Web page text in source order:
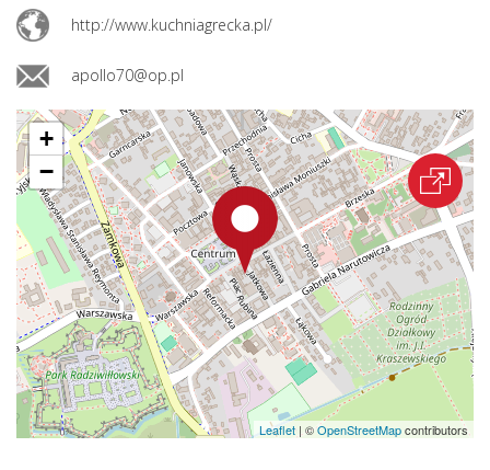
http://www.kuchniagrecka.pl/
apollo70@op.pl
+
−
Leaflet | ©OpenStreetMapcontributors